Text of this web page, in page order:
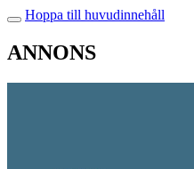
Hoppa till huvudinnehåll
ANNONS